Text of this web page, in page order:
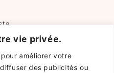
vie privée.
améliorer votre
des publicités ou